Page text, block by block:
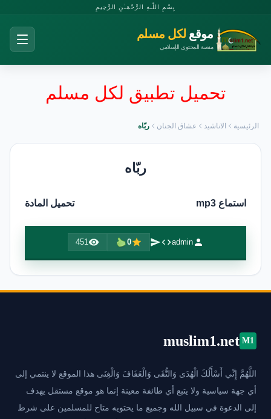
بِسْمِ اللَّـهِ الرَّحْمَـٰنِ الرَّحِيمِ
موقع لكل مسلم
منصة المحتوى الإسلامي
تحميل تطبيق لكل مسلم
الرئيسية الاناشيد عشاق الجنان ربّاه
ربّاه
استماع mp3 تحميل المادة
admin
0
451
M1
muslim1.net
اللَّهُمَّ إِنِّي أَسْأَلُكَ الْهُدَى وَالتُّقَى وَالْعَفَافَ وَالْغِنَى هذا الموقع لا ينتمي إلى
أي جهة سياسية ولا يتبع أي طائفة معينة إنما هو موقع مستقل يهدف
إلى الدعوة في سبيل الله وجميع ما يحتويه متاح للمسلمين على شرط